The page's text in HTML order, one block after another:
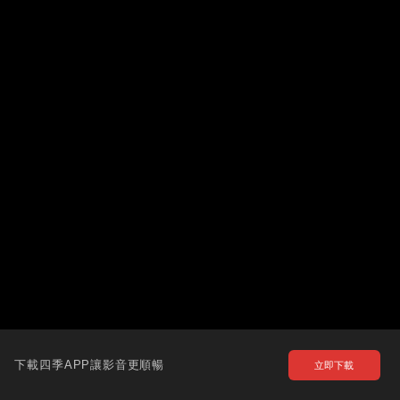
下載四季APP讓影音更順暢 立即下載